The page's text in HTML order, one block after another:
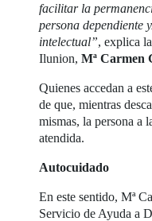
facilitar la
persona dependiente
intelectual”, explica
Ilunion,Mª Carmen
Quienes accedan a
de que, mientras
mismas, la persona a
atendida.
Autocuidado
En este sentido, Mª
Servicio de Ayuda a